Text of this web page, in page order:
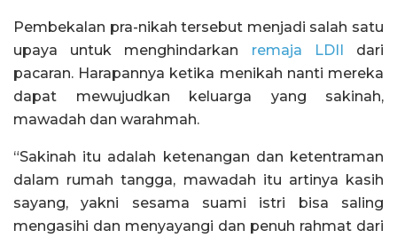
Pembekalan pra-nikah tersebut menjadi salah satu
upaya untuk menghindarkan remaja LDII
dari
pacaran. Harapannya ketika menikah nanti mereka
dapat mewujudkan keluarga yang sakinah,
mawadah dan warahmah.
“Sakinah itu adalah ketenangan dan ketentraman
dalam rumah tangga, mawadah itu artinya kasih
sayang, yakni sesama suami istri bisa saling
mengasihi dan menyayangi dan penuh rahmat dari